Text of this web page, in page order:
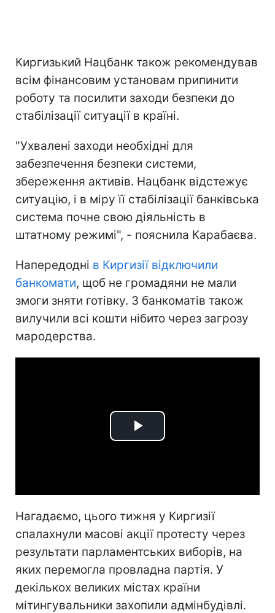
Киргизький Нацбанк також рекомендував
всім фінансовим установам припинити
роботу та посилити заходи безпеки до
стабілізації ситуації в країні.
"Ухвалені заходи необхідні для
забезпечення безпеки системи,
збереження активів. Нацбанк відстежує
ситуацію, і в міру її стабілізації банківська
система почне свою діяльність в
штатному режимі", - пояснила Карабаєва.
Напередодні в Киргизії відключили
банкомати, щоб не громадяни не мали
змоги зняти готівку. З банкоматів також
вилучили всі кошти нібито через загрозу
мародерства.
Play
Нагадаємо, цього тижня у Киргизії
спалахнули масові акції протесту через
результати парламентських виборів, на
яких перемогла провладна партія. У
декількох великих містах країни
мітингувальники захопили адмінбудівлі.